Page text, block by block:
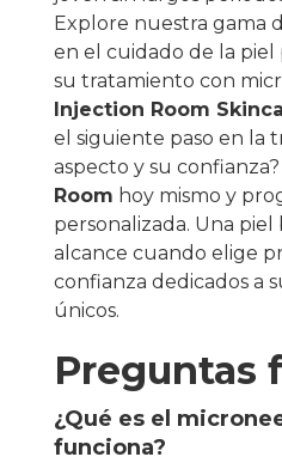
Explore nuestra gama
en el cuidado de la
su tratamiento con
Injection Room
el siguiente paso en la
aspecto y su confianza?
Room hoy mismo y
personalizada. Una piel
alcance cuando elige
confianza dedicados a
únicos.
Preguntas
¿Qué es el
funciona?